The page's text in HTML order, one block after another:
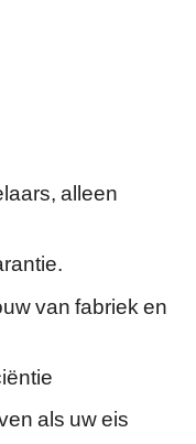
alleen
van fabriek en
als uw eis